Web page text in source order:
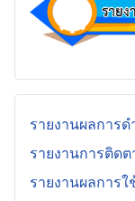
รายงานผลการ
รายงานการติด
รายงานผลการ